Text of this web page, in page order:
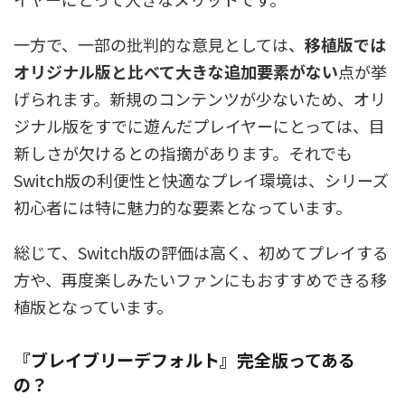
一方で、一部の批判的な意見としては、 移植版では
オリジナル版と比べて大きな追加要素がない点が挙
げられます。新規のコンテンツが少ないため、オリ
ジナル版をすでに遊んだプレイヤーにとっては、目
新しさが欠けるとの指摘があります。それでも
Switch版の利便性と快適なプレイ環境は、シリーズ
初心者には特に魅力的な要素となっています。
総じて、Switch版の評価は高く、初めてプレイする
方や、再度楽しみたいファンにもおすすめできる移
植版となっています。
『ブレイブリーデフォルト』完全版ってある
の？